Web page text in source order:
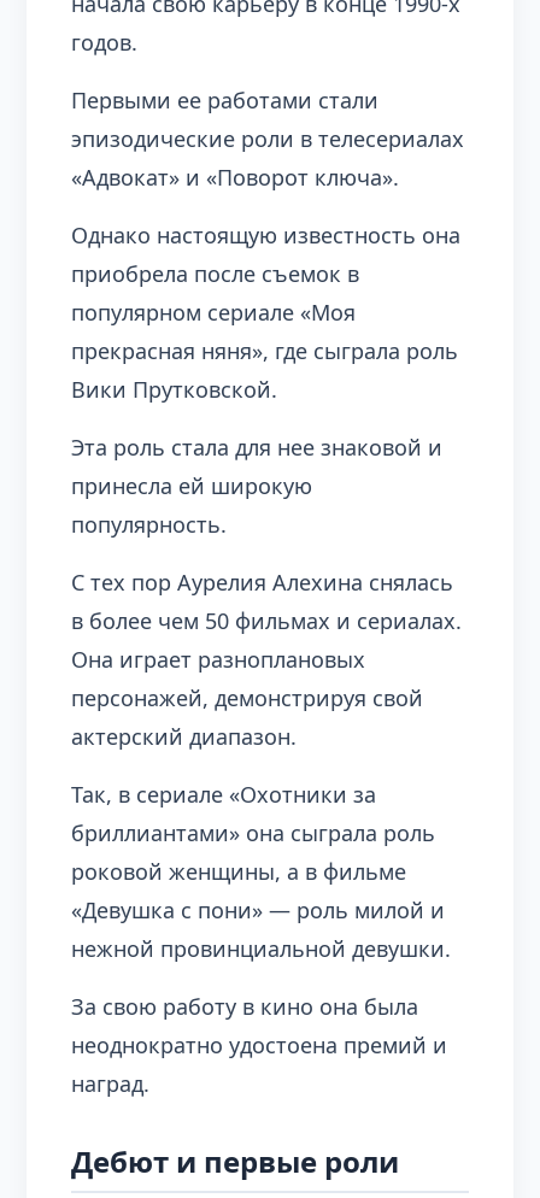
годов.
Первыми ее работами стали
эпизодические роли в телесериалах
«Адвокат» и «Поворот ключа».
Однако настоящую известность она
приобрела после съемок в
популярном сериале «Моя
прекрасная няня», где сыграла роль
Вики Прутковской.
Эта роль стала для нее знаковой и
принесла ей широкую
популярность.
С тех пор Аурелия Алехина снялась
в более чем 50 фильмах и сериалах.
Она играет разноплановых
персонажей, демонстрируя свой
актерский диапазон.
Так, в сериале «Охотники за
бриллиантами» она сыграла роль
роковой женщины, а в фильме
«Девушка с пони» — роль милой и
нежной провинциальной девушки.
За свою работу в кино она была
неоднократно удостоена премий и
наград.
Дебют и первые роли